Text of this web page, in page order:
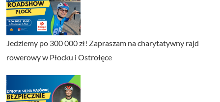
Jedziemy po 300 000 zł! Zapraszam na charytatywny rajd
rowerowy w Płocku i Ostrołęce